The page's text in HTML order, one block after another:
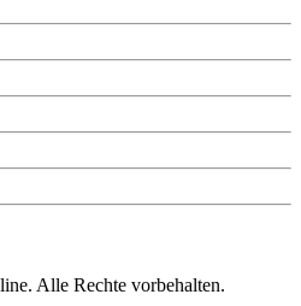
Alle Rechte vorbehalten.